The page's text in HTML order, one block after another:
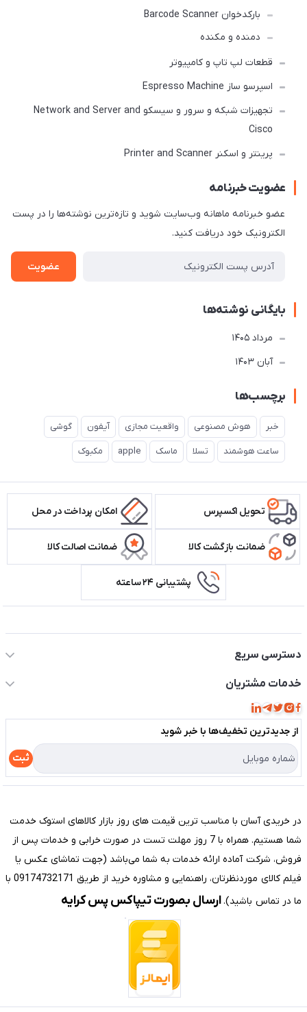
بارکدخوان Barcode Scanner
دمنده و مکنده
قطعات لپ تاپ و کامپیوتر
اسپرسو ساز Espresso Machine
تجهیزات شبکه و سرور و سیسکو Network and Server and
Cisco
پرینتر و اسکنر Printer and Scanner
عضویت خبرنامه
عضو خبرنامه ماهانه وب‌سایت شوید و تازه‌ترین نوشته‌ها را در پست
الکترونیک خود دریافت کنید.
عضویت
بایگانی نوشته‌ها
مرداد 1405
آبان 1403
برچسب‌ها
خبر هوش مصنوعی واقعیت مجازی آیفون گوشی
ساعت هوشمند تسلا ماسک apple مکبوک
تحویل اکسپرس امکان پرداخت در محل
ضمانت بازگشت کالا ضمانت اصالت کالا
پشتیبانی ۲۴ ساعته
دسترسی سریع
حساب کاربری
مجله فروشگاه
لیست محصولات
درباره ما
تماس با ما
خدمات مشتریان
قوانین و مقررات
حریم خصوصی
راهنما
از جدید‌ترین تخفیف‌ها با‌ خبر شوید
ثبت
در خریدی آسان با مناسب ترین قیمت های روز بازار کالاهای استوک خدمت
شما هستیم. همراه با 7 روز مهلت تست در صورت خرابی و خدمات پس از
فروش، شرکت آماده ارائه خدمات به شما می‌باشد (جهت تماشای عکس یا
فیلم کالای موردنظرتان، راهنمایی و مشاوره خرید از طریق 09174732171 با
ما در تماس باشید).ارسال بصورت تیپاکس پس کرایه